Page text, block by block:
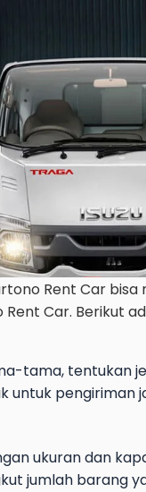
Rent Car
Car. Berikut
tama, tentukan
untuk
ukuran dan
jumlah barang